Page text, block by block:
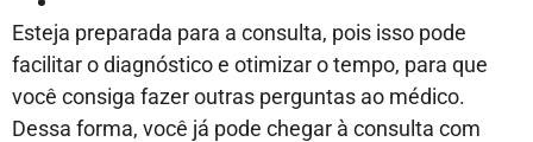
Esteja preparada para a consulta, pois isso pode
facilitar o diagnóstico e otimizar o tempo, para que
você consiga fazer outras perguntas ao médico.
Dessa forma, você já pode chegar à consulta com